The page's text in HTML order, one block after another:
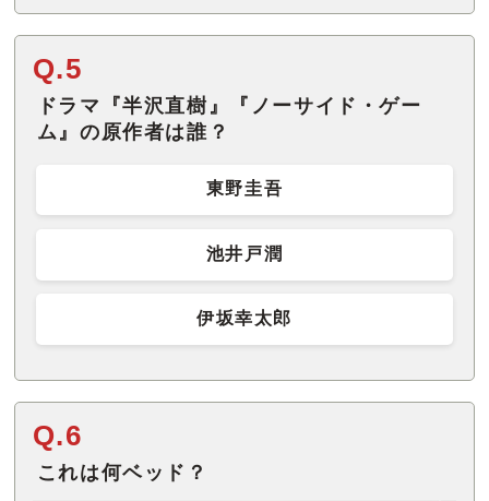
Q.5
ドラマ『半沢直樹』『ノーサイド・ゲー
ム』の原作者は誰？
東野圭吾
池井戸潤
伊坂幸太郎
Q.6
これは何ベッド？